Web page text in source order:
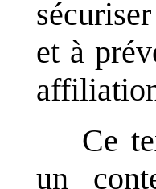
et à
Ce
un